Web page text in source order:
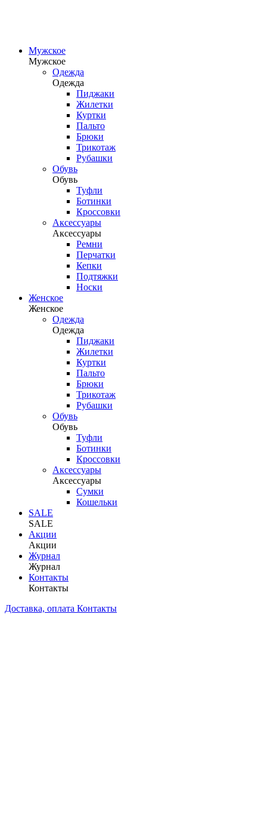
Мужское
Мужское
Одежда
Одежда
Пиджаки
Жилетки
Куртки
Пальто
Брюки
Трикотаж
Рубашки
Обувь
Обувь
Туфли
Ботинки
Кроссовки
Аксессуары
Аксессуары
Ремни
Перчатки
Кепки
Подтяжки
Носки
Женское
Женское
Одежда
Одежда
Пиджаки
Жилетки
Куртки
Пальто
Брюки
Трикотаж
Рубашки
Обувь
Обувь
Туфли
Ботинки
Кроссовки
Аксессуары
Аксессуары
Сумки
Кошельки
SALE
SALE
Акции
Акции
Журнал
Журнал
Контакты
Контакты
Доставка, оплата Контакты